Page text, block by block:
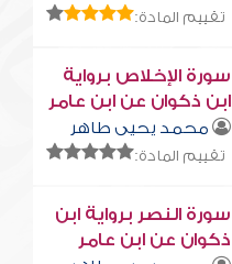
تقييم المادة:
سورة الإخلاص برواية
ابن ذكوان عن ابن عامر
محمد يحيى طاهر
تقييم المادة:
سورة النصر برواية ابن
ذكوان عن ابن عامر